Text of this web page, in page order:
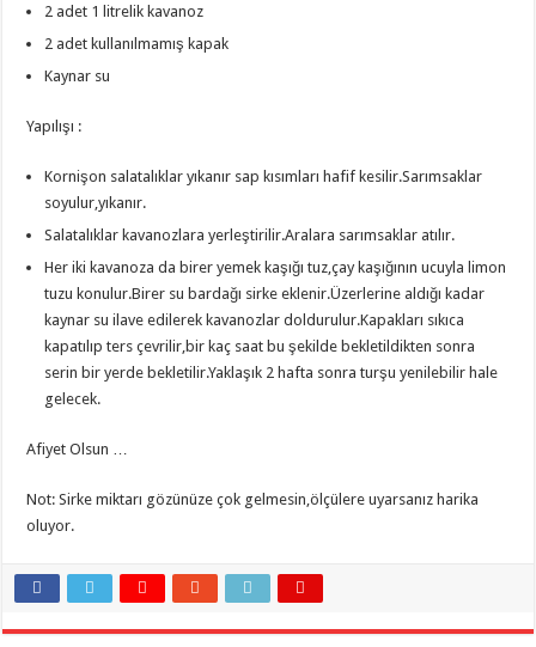
2 adet 1 litrelik kavanoz
2 adet kullanılmamış kapak
Kaynar su
Yapılışı :
Kornişon salatalıklar yıkanır sap kısımları hafif kesilir.Sarımsaklar
soyulur,yıkanır.
Salatalıklar kavanozlara yerleştirilir.Aralara sarımsaklar atılır.
Her iki kavanoza da birer yemek kaşığı tuz,çay kaşığının ucuyla limon
tuzu konulur.Birer su bardağı sirke eklenir.Üzerlerine aldığı kadar
kaynar su ilave edilerek kavanozlar doldurulur.Kapakları sıkıca
kapatılıp ters çevrilir,bir kaç saat bu şekilde bekletildikten sonra
serin bir yerde bekletilir.Yaklaşık 2 hafta sonra turşu yenilebilir hale
gelecek.
Afiyet Olsun …
Not: Sirke miktarı gözünüze çok gelmesin,ölçülere uyarsanız harika
oluyor.